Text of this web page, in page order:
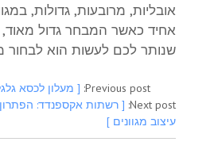
אובליות, מרובעות, גדולות,
אחיד כאשר המבחר גדול
שנותר לכם לעשות הוא
Previous post: [ מעלון לכסא
Next post: [ רשתות אקספנדד: הפתרון
עיצוב מגוונים ]